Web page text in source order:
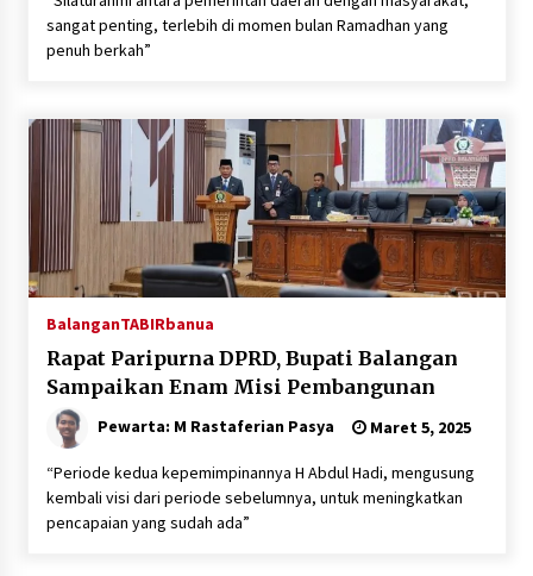
sangat penting, terlebih di momen bulan Ramadhan yang
penuh berkah”
BalanganTABIRbanua
Rapat Paripurna DPRD, Bupati Balangan
Sampaikan Enam Misi Pembangunan
Pewarta: M Rastaferian Pasya Maret 5, 2025
“Periode kedua kepemimpinannya H Abdul Hadi, mengusung
kembali visi dari periode sebelumnya, untuk meningkatkan
pencapaian yang sudah ada”